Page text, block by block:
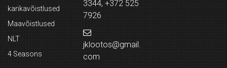
karikavõistlused
Maavõistlused
NLT
4 Seasons
3344, +372 525
7926
jklootos@gmail.
com